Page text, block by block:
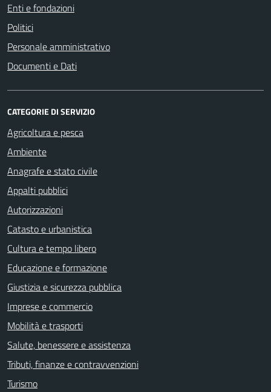
Enti e fondazioni
Politici
Personale amministrativo
Documenti e Dati
CATEGORIE DI SERVIZIO
Agricoltura e pesca
Ambiente
Anagrafe e stato civile
Appalti pubblici
Autorizzazioni
Catasto e urbanistica
Cultura e tempo libero
Educazione e formazione
Giustizia e sicurezza pubblica
Imprese e commercio
Mobilità e trasporti
Salute, benessere e assistenza
Tributi, finanze e contravvenzioni
Turismo